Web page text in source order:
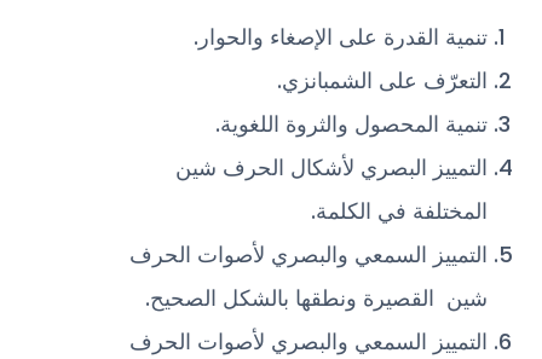
تنمية القدرة على الإصغاء والحوار.
التعرّف على الشمبانزي.
تنمية المحصول والثروة اللغوية.
التمييز البصري لأشكال الحرف شين
المختلفة في الكلمة.
التمييز السمعي والبصري لأصوات الحرف
شين القصيرة ونطقها بالشكل الصحيح.
التمييز السمعي والبصري لأصوات الحرف